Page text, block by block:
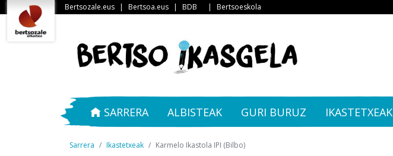
Bertsozale.eus | Bertsoa.eus | BDB | Bertsoeskola
SARRERA ALBISTEAK GURI BURUZ IKASTETXEAK
Sarrera Ikastetxeak Karmelo Ikastola IPI (Bilbo)